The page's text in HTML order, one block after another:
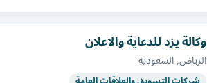
وكالة يزد للدعاية والاعلان
الرياض, السعودية